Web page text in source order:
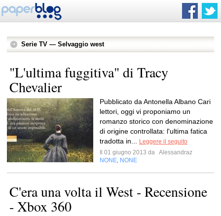
Serie TV — Selvaggio west
"L'ultima fuggitiva" di Tracy
Chevalier
Pubblicato da Antonella Albano Cari
lettori, oggi vi proponiamo un
romanzo storico con denominazione
di origine controllata: l'ultima fatica
tradotta in...
Leggere il seguito
Il 01 giugno 2013 da Alessandraz
NONE NONE
C'era una volta il West - Recensione
- Xbox 360